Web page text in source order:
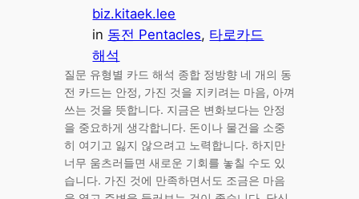
biz.kitaek.lee
in 동전 Pentacles, 타로카드
해석
질문 유형별 카드 해석 종합 정방향 네 개의 동
전 카드는 안정, 가진 것을 지키려는 마음, 아껴
쓰는 것을 뜻합니다. 지금은 변화보다는 안정
을 중요하게 생각합니다. 돈이나 물건을 소중
히 여기고 잃지 않으려고 노력합니다. 하지만
너무 움츠러들면 새로운 기회를 놓칠 수도 있
습니다. 가진 것에 만족하면서도 조금은 마음